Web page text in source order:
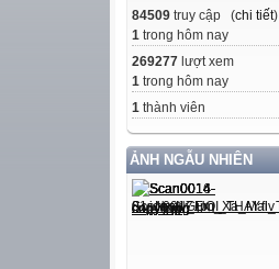
84509 truy cập (chi tiết)
1 trong hôm nay
269277 lượt xem
1 trong hôm nay
1 thành viên
ẢNH NGẪU NHIÊN